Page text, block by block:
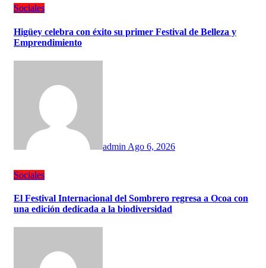
Sociales
Higüey celebra con éxito su primer Festival de Belleza y
Emprendimiento
admin Ago 6, 2026
Sociales
El Festival Internacional del Sombrero regresa a Ocoa con
una edición dedicada a la biodiversidad